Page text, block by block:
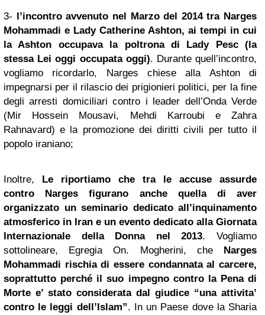
3-
l’incontro avvenuto nel Marzo del 2014 tra Narges
Mohammadi e Lady Catherine Ashton, ai tempi in cui
la Ashton occupava la poltrona di Lady Pesc (la
stessa Lei oggi occupata oggi). Durante quell’incontro,
vogliamo ricordarlo, Narges chiese alla Ashton di
impegnarsi per il rilascio dei prigionieri politici, per la fine
degli arresti domiciliari contro i leader dell’Onda Verde
(Mir Hossein Mousavi, Mehdi Karroubi e Zahra
Rahnavard) e la promozione dei diritti civili per tutto il
popolo iraniano;
Inoltre,
Le riportiamo che tra le accuse assurde
contro Narges figurano anche quella di aver
organizzato un seminario dedicato all’inquinamento
atmosferico in Iran e un evento dedicato alla Giornata
Internazionale della Donna nel 2013. Vogliamo
sottolineare, Egregia On. Mogherini, che
Narges
Mohammadi rischia di essere condannata al carcere,
soprattutto perché il suo impegno contro la Pena di
Morte e’ stato considerata dal giudice “una attivita’
contro le leggi dell’Islam”. In un Paese dove la Sharia